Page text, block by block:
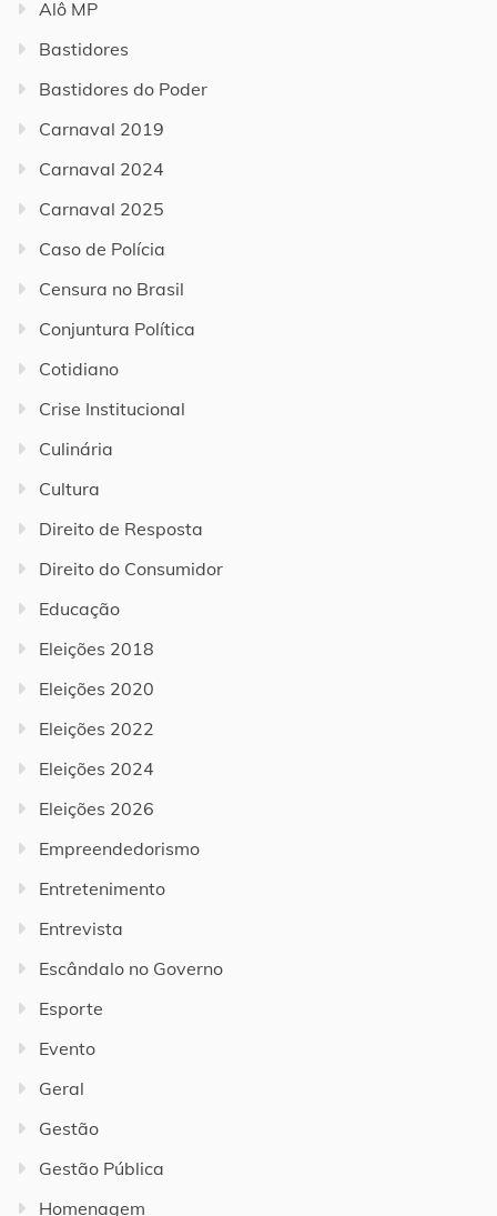
Alô MP
Bastidores
Bastidores do Poder
Carnaval 2019
Carnaval 2024
Carnaval 2025
Caso de Polícia
Censura no Brasil
Conjuntura Política
Cotidiano
Crise Institucional
Culinária
Cultura
Direito de Resposta
Direito do Consumidor
Educação
Eleições 2018
Eleições 2020
Eleições 2022
Eleições 2024
Eleições 2026
Empreendedorismo
Entretenimento
Entrevista
Escândalo no Governo
Esporte
Evento
Geral
Gestão
Gestão Pública
Homenagem